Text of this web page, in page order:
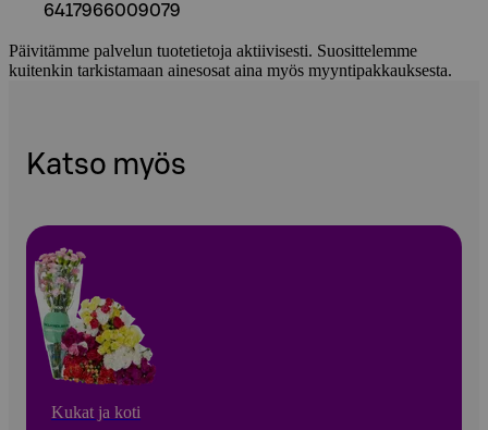
6417966009079
Päivitämme palvelun tuotetietoja aktiivisesti. Suosittelemme
kuitenkin tarkistamaan ainesosat aina myös myyntipakkauksesta.
Katso myös
Kukat ja koti